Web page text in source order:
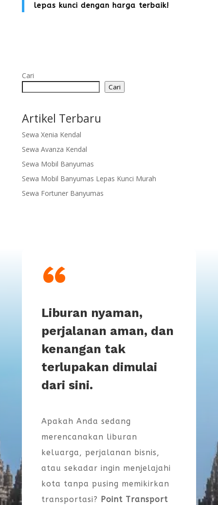
lepas kunci dengan harga terbaik!
Cari
Cari
Artikel Terbaru
Sewa Xenia Kendal
Sewa Avanza Kendal
Sewa Mobil Banyumas
Sewa Mobil Banyumas Lepas Kunci Murah
Sewa Fortuner Banyumas
“
Liburan nyaman,
perjalanan aman, dan
kenangan tak
terlupakan dimulai
dari sini.
Apakah Anda sedang
merencanakan liburan
keluarga, perjalanan bisnis,
atau sekadar ingin menjelajahi
kota tanpa pusing memikirkan
transportasi? Point Transport